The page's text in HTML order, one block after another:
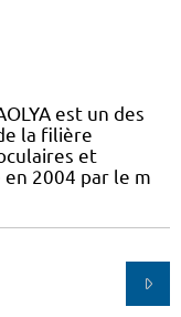
est un des
la filière
et
2004 par le m